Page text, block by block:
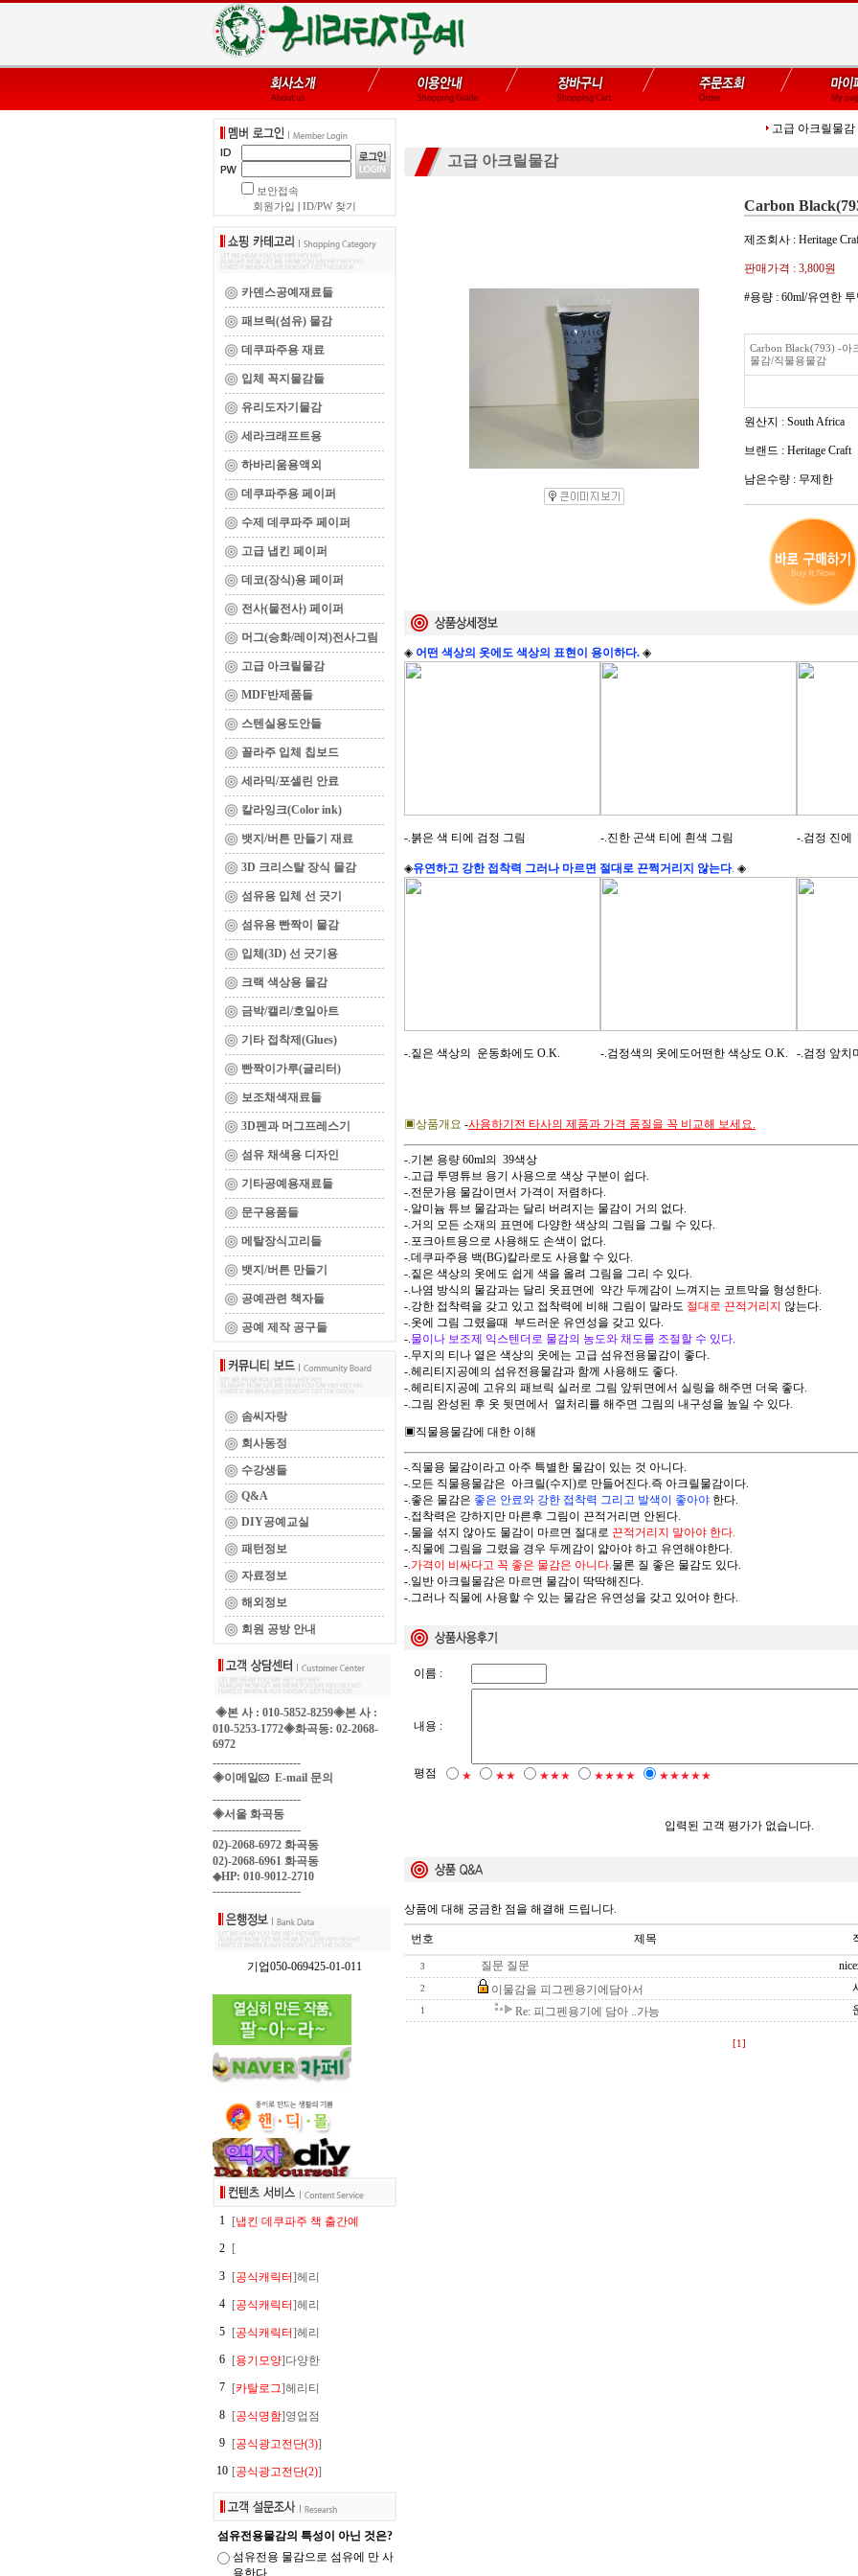
보안접속
회원가입
ID/PW 찾기
카덴스공예재료들
패브릭(섬유) 물감
데쿠파주용 재료
입체 꼭지물감들
유리도자기물감
세라크래프트용
하바리움용액외
데쿠파주용 페이퍼
수제 데쿠파주 페이퍼
고급 냅킨 페이퍼
데코(장식)용 페이퍼
전사(물전사) 페이퍼
머그(승화/레이져)전사그림
고급 아크릴물감
MDF반제품들
스텐실용도안들
꼴라주 입체 칩보드
세라믹/포셀린 안료
칼라잉크(Color ink)
뱃지/버튼 만들기 재료
3D 크리스탈 장식 물감
섬유용 입체 선 긋기
섬유용 빤짝이 물감
입체(3D) 선 긋기용
크랙 색상용 물감
금박/캘리/호일아트
기타 접착제(Glues)
빤짝이가루(글리터)
보조채색재료들
3D펜과 머그프레스기
섬유 채색용 디자인
기타공예용재료들
문구용품들
메탈장식고리들
뱃지/버튼 만들기
공예관련 책자들
공예 제작 공구들
솜씨자랑
회사동정
수강생들
Q&A
DIY공예교실
패턴정보
자료정보
해외정보
회원 공방 안내
◈본 사 : 010-5852-8259◈본 사 :
010-5253-1772◈화곡동: 02-2068-
6972
-----------------------
◈이메일
E-mail 문의
-----------------------
◈서울 화곡동
-----------------------
02)-2068-6972 화곡동
02)-2068-6961 화곡동
◈HP: 010-9012-2710
-----------------------
기업050-069425-01-011
1 [냅킨 데쿠파주 책 출간예
2
[
3 [공식캐릭터]헤리
4
[공식캐릭터]헤리
5
[공식캐릭터]헤리
6
[용기모양]다양한
7
[카탈로그]헤리티
8
[공식명함]영업점
9
[공식광고전단(3)]
10 [공식광고전단(2)]
섬유전용물감의 특성이 아닌 것은?
섬유전용 물감으로 섬유에 만 사
용한다.
고급 아크릴물감
고급 아크릴물감
Carbon
제조회사 : Heritage
판매가격 : 3,800원
#용량 : 60ml/유연한
Carbon Black(793) -아
물감/직물용물감
원산지 : South Africa
브랜드 : Heritage Craft
남은수량 : 무제한
◈ 어떤 색상의 옷에도 색상의 표현이 용이하다. ◈
-.붉은 색 티에 검정 그림 -.진한 곤색 티에 흰색 그림 -.검정 진에
◈유연하고 강한 접착력 그러나 마르면 절대로 끈쩍거리지 않는다. ◈
-.짙은 색상의 운동화에도 O.K. -.검정색의 옷에도어떤한 색상도 O.K. -.검정 앞치
▣상품개요 -사용하기전 타사의 제품과 가격 품질을 꼭 비교해 보세요.
-.기본 용량 60ml의 39색상
-.고급 투명튜브 용기 사용으로 색상 구분이 쉽다.
-.전문가용 물감이면서 가격이 저렴하다.
-.알미늄 튜브 물감과는 달리 버려지는 물감이 거의 없다.
-.거의 모든 소재의 표면에 다양한 색상의 그림을 그릴 수 있다.
-.포크아트용으로 사용해도 손색이 없다.
-.데쿠파주용 백(BG)칼라로도 사용할 수 있다.
-.짙은 색상의 옷에도 쉽게 색을 올려 그림을 그리 수 있다.
-.나염 방식의 물감과는 달리 옷표면에 약간 두께감이 느껴지는 코트막을 형성한다.
-.강한 접착력을 갖고 있고 접착력에 비해 그림이 말라도 절대로 끈적거리지 않는다.
-.옷에 그림 그렸을때 부드러운 유연성을 갖고 있다.
-.물이나 보조제 익스텐더로 물감의 농도와 채도를 조절할 수 있다.
-.무지의 티나 옅은 색상의 옷에는 고급 섬유전용물감이 좋다.
-.헤리티지공예의 섬유전용물감과 함께 사용해도 좋다.
-.헤리티지공예 고유의 패브릭 실러로 그림 앞뒤면에서 실링을 해주면 더욱 좋다.
-.그림 완성된 후 옷 뒷면에서 열처리를 해주면 그림의 내구성을 높일 수 있다.
▣직물용물감에 대한 이해
-.직물용 물감이라고 아주 특별한 물감이 있는 것 아니다.
-.모든 직물용물감은 아크릴(수지)로 만들어진다.즉 아크릴물감이다.
-.좋은 물감은 좋은 안료와 강한 접착력 그리고 발색이 좋아야 한다.
-.접착력은 강하지만 마른후 그림이 끈적거리면 안된다.
-.물을 섞지 않아도 물감이 마르면 절대로 끈적거리지 말아야 한다.
-.직물에 그림을 그렸을 경우 두께감이 얇아야 하고 유연해야한다.
-.가격이 비싸다고 꼭 좋은 물감은 아니다.물론 질 좋은 물감도 있다.
-.일반 아크릴물감은 마르면 물감이 딱딱해진다.
-.그러나 직물에 사용할 수 있는 물감은 유연성을 갖고 있어야 한다.
이름 :
내용 :
평점 ★ ★★ ★★★ ★★★★ ★★★★★
입력된 고객 평가가 없습니다.
상품에 대해 궁금한 점을 해결해 드립니다.
번호 제목
3 질문 질문
2 이물감을 피그펜용기에담아서
1 Re: 피그펜용기에 담아 ..가능
[1]